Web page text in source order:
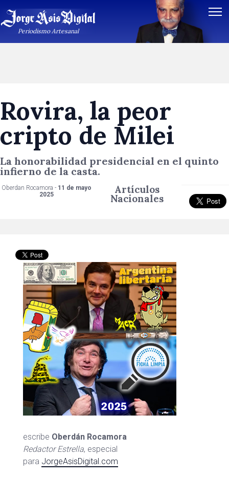
Periodismo Artesanal
Rovira, la peor
cripto de Milei
La honorabilidad presidencial en el quinto
infierno de la casta.
Oberdan Rocamora - 11 de mayo
2025
Artículos
Nacionales
escribe Oberdán Rocamora
Redactor Estrella, especial
para JorgeAsisDigital.com